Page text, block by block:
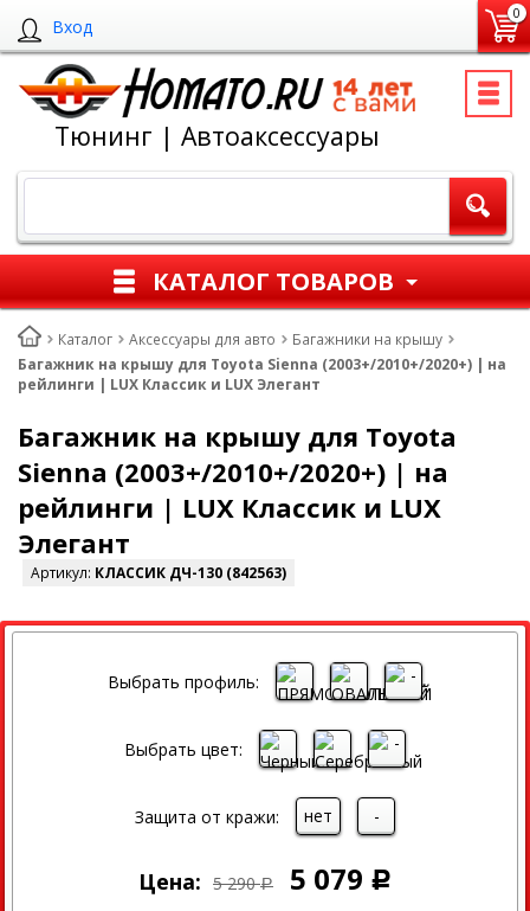
Вход
0
Тюнинг | Автоаксессуары
КАТАЛОГ ТОВАРОВ
Каталог Аксессуары для авто
Багажники на крышу
Багажник на крышу для Toyota Sienna (2003+/2010+/2020+) | на
рейлинги | LUX Классик и LUX Элегант
Багажник на крышу для Toyota
Sienna (2003+/2010+/2020+) | на
рейлинги | LUX Классик и LUX
Элегант
Артикул: КЛАССИК ДЧ-130 (842563)
СКИДКА
Выбрать профиль:
Выбрать цвет:
Защита от кражи: нет -
Цена: 5 290 Р 5 079 Р